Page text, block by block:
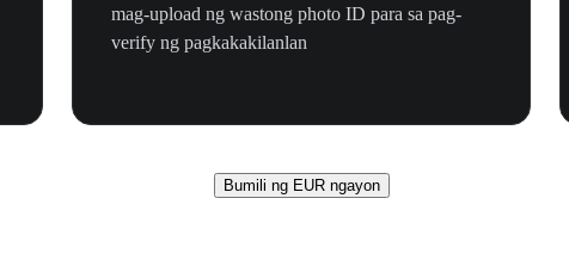
mag-upload ng wastong photo ID para sa pag-
verify ng pagkakakilanlan
Bumili ng EUR ngayon